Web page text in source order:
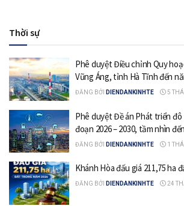
Thời sự
Phê duyệt Điều chỉnh Quy
Vũng Áng, tỉnh Hà Tĩnh đến
ĐĂNG BỞI DIENDANKINHTE 5
Phê duyệt Đề án Phát triển
đoạn 2026 – 2030, tầm nhìn
ĐĂNG BỞI DIENDANKINHTE 1
Khánh Hòa đấu giá 211,75 ha
ĐĂNG BỞI DIENDANKINHTE 24